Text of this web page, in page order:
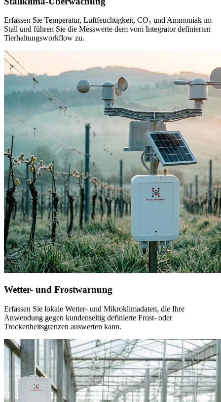
Erfassen Sie Temperatur, Luftfeuchtigkeit, CO₂ und Ammoniak im
Stall und führen Sie die Messwerte dem vom Integrator definierten
Tierhaltungsworkflow zu.
Wetter- und Frostwarnung
Erfassen Sie lokale Wetter- und Mikroklimadaten, die Ihre
Anwendung gegen kundenseitig definierte Frost- oder
Trockenheitsgrenzen auswerten kann.